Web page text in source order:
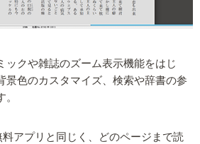
ックや雑誌のズーム表示機能をはじ
景色のカスタマイズ、検索や辞書の参
料アプリと同じく、どのページまで読